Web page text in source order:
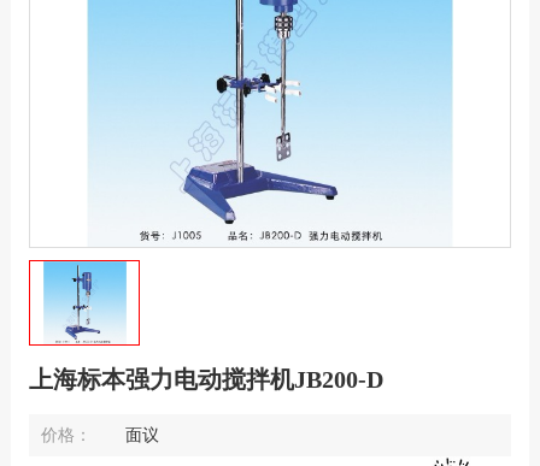
上海标本强力电动搅拌机JB200-D
价格： 面议